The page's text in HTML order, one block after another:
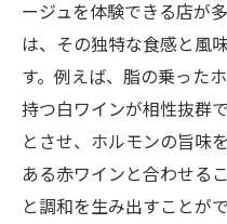
ージュを体験できる店が
は、その独特な食感と風
す。例えば、脂の乗った
持つ白ワインが相性抜群
とさせ、ホルモンの旨味
ある赤ワインと合わせる
と調和を生み出すことが